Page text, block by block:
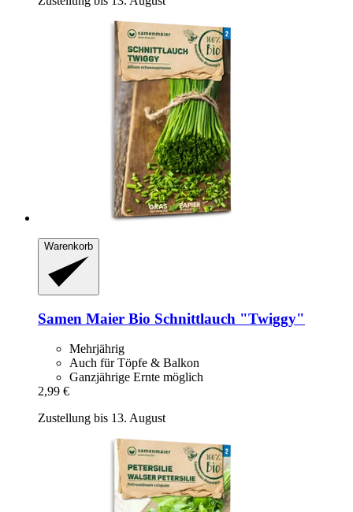
Warenkorb
Samen Maier Bio Schnittlauch "Twiggy"
Mehrjährig
Auch für Töpfe & Balkon
Ganzjährige Ernte möglich
2,99 €
Zustellung bis 13. August